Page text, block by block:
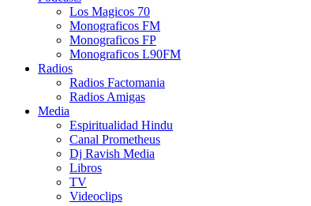
Los Magicos 70
Monograficos FM
Monograficos FP
Monograficos L90FM
Radios
Radios Factomania
Radios Amigas
Media
Espiritualidad Hindu
Canal Prometheus
Dj Ravish Media
Libros
TV
Videoclips